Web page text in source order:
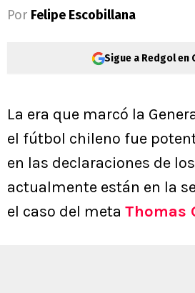
Por Felipe Escobillana
Sigue a Redgol en
La era que marcó la
el fútbol chileno fue
en las declaraciones de
actualmente están en la
el caso del meta Thomas